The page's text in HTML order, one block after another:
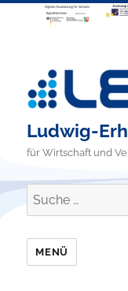
Ludwig-
für Wirtschaft und
Suche
nach:
MENÜ